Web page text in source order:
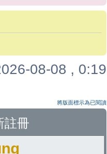
08-08 , 0:19
將版面標示為已閱讀
註冊